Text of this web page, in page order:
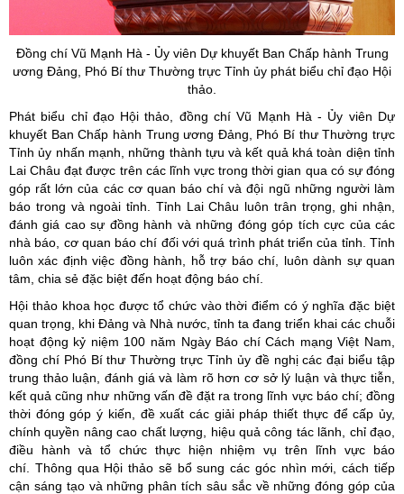
Đồng chí Vũ Mạnh Hà - Ủy viên Dự khuyết Ban Chấp hành Trung
ương Đảng, Phó Bí thư Thường trực Tỉnh ủy phát biểu chỉ đạo Hội
thảo.
Phát biểu chỉ đạo Hội thảo, đồng chí Vũ Mạnh Hà - Ủy viên Dự
khuyết Ban Chấp hành Trung ương Đảng, Phó Bí thư Thường trực
Tỉnh ủy nhấn mạnh, những thành tựu và kết quả khá toàn diện tỉnh
Lai Châu đạt được trên các lĩnh vực trong thời gian qua có sự đóng
góp rất lớn của các cơ quan báo chí và đội ngũ những người làm
báo trong và ngoài tỉnh. Tỉnh Lai Châu luôn trân trọng, ghi nhận,
đánh giá cao sự đồng hành và những đóng góp tích cực của các
nhà báo, cơ quan báo chí đối với quá trình phát triển của tỉnh. Tỉnh
luôn xác định việc đồng hành, hỗ trợ báo chí, luôn dành sự quan
tâm, chia sẻ đặc biệt đến hoạt động báo chí.
Hội thảo khoa học được tổ chức vào thời điểm có ý nghĩa đặc biệt
quan trọng, khi Đảng và Nhà nước, tỉnh ta đang triển khai các chuỗi
hoạt động kỷ niệm 100 năm Ngày Báo chí Cách mạng Việt Nam,
đồng chí Phó Bí thư Thường trực Tỉnh ủy đề nghị các đại biểu tập
trung thảo luận, đánh giá và làm rõ hơn cơ sở lý luận và thực tiễn,
kết quả cũng như những vấn đề đặt ra trong lĩnh vực báo chí; đồng
thời đóng góp ý kiến, đề xuất các giải pháp thiết thực để cấp ủy,
chính quyền nâng cao chất lượng, hiệu quả công tác lãnh, chỉ đạo,
điều hành và tổ chức thực hiện nhiệm vụ trên lĩnh vực báo
chí. Thông qua Hội thảo sẽ bổ sung các góc nhìn mới, cách tiếp
cận sáng tạo và những phân tích sâu sắc về những đóng góp của